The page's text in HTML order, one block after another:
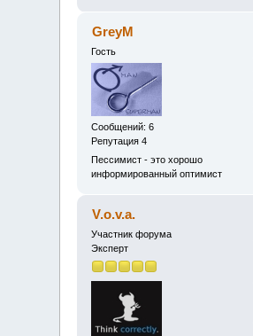
GreyM
Гость
Сообщений: 6
Репутация 4
Пессимист - это хорошо
информированный оптимист
V.o.v.a.
Участник форума
Эксперт